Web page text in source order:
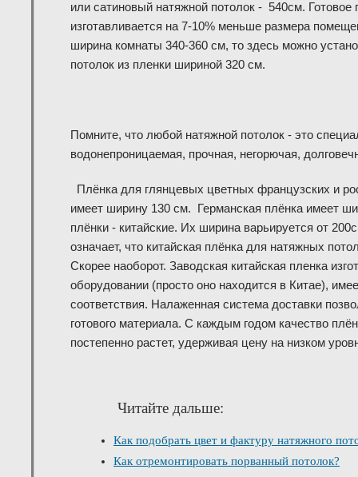
или сатиновый натяжной потолок - 540см. Готовое
изготавливается на 7-10% меньше размера
ширина комнаты 340-360 см, то здесь можно
потолок из пленки шириной 320 см.
Помните, что любой натяжной потолок - это
водонепроницаемая, прочная, негорючая,
Плёнка для глянцевых цветных французских и
имеет ширину 130 см. Германская плёнка имеет
плёнки - китайские. Их ширина варьируется от
означает, что китайская плёнка для натяжных
Скорее наоборот. Заводская китайская пленка
оборудовании (просто оно находится в Китае),
соответствия. Налаженная система доставки
готового материала. С каждым годом качество
постепенно растет, удерживая цену на низком
Читайте дальше:
Как подобрать цвет и фактуру натяжного
Как отремонтировать порванный потолок?